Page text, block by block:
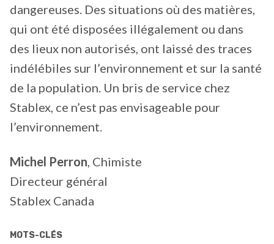
dangereuses. Des situations où des matières,
qui ont été disposées illégalement ou dans
des lieux non autorisés, ont laissé des traces
indélébiles sur l’environnement et sur la santé
de la population. Un bris de service chez
Stablex, ce n’est pas envisageable pour
l’environnement.
Michel Perron, Chimiste
Directeur général
Stablex Canada
MOTS-CLÉS